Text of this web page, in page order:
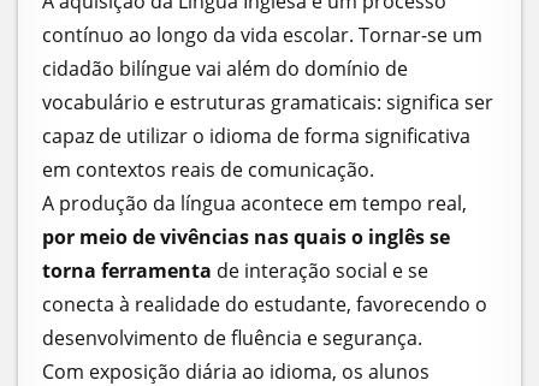
contínuo ao longo da vida escolar. Tornar-se um
cidadão bilíngue vai além do domínio de
vocabulário e estruturas gramaticais: significa ser
capaz de utilizar o idioma de forma significativa
em contextos reais de comunicação.
A produção da língua acontece em tempo real,
por meio de vivências nas quais o inglês se
torna ferramenta de interação social e se
conecta à realidade do estudante, favorecendo o
desenvolvimento de fluência e segurança.
Com exposição diária ao idioma, os alunos